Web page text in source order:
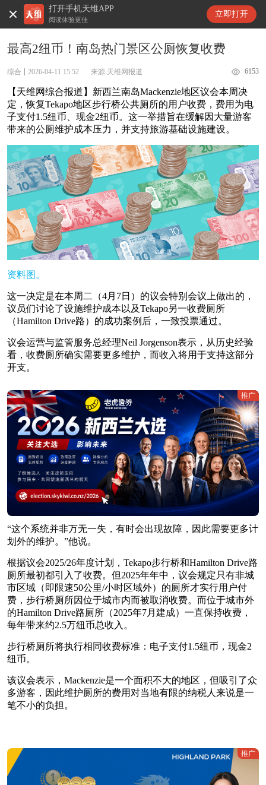
打开手机天维APP
阅读体验更佳
立即打开
天维新闻
最高2纽币！南岛热门景区公厕恢复收费
综合 2026-04-11 15:52 来源:天维网报道 6153
【天维网综合报道】新西兰南岛Mackenzie地区议会本周决
定，恢复Tekapo地区步行桥公共厕所的用户收费，费用为电
子支付1.5纽币、现金2纽币。这一举措旨在缓解因大量游客
带来的公厕维护成本压力，并支持旅游基础设施建设。
资料图。
这一决定是在本周二（4月7日）的议会特别会议上做出的，
议员们讨论了设施维护成本以及Tekapo另一收费厕所
（Hamilton Drive路）的成功案例后，一致投票通过。
议会运营与监管服务总经理Neil Jorgenson表示，从历史经验
看，收费厕所确实需要更多维护，而收入将用于支持这部分
开支。
推广
“这个系统并非万无一失，有时会出现故障，因此需要更多计
划外的维护。”他说。
根据议会2025/26年度计划，Tekapo步行桥和Hamilton Drive路
厕所最初都引入了收费。但2025年年中，议会规定只有非城
市区域（即限速50公里/小时区域外）的厕所才实行用户付
费，步行桥厕所因位于城市内而被取消收费。而位于城市外
的Hamilton Drive路厕所（2025年7月建成）一直保持收费，
每年带来约2.5万纽币总收入。
步行桥厕所将执行相同收费标准：电子支付1.5纽币，现金2
纽币。
该议会表示，Mackenzie是一个面积不大的地区，但吸引了众
多游客，因此维护厕所的费用对当地有限的纳税人来说是一
笔不小的负担。
推广